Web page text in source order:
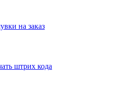
на заказ
штрих кода